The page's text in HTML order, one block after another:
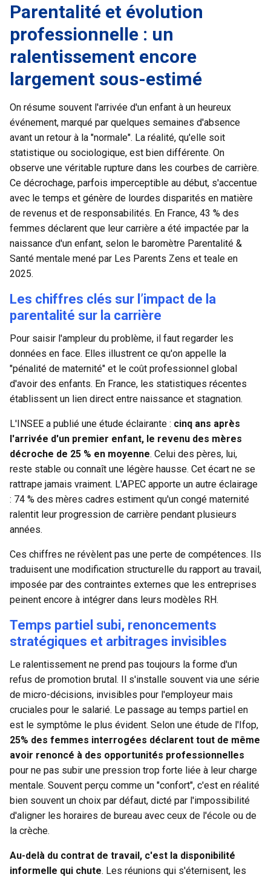
Parentalité et évolution
professionnelle : un
ralentissement encore
largement sous-estimé
On résume souvent l'arrivée d'un enfant à un heureux
événement, marqué par quelques semaines d'absence
avant un retour à la "normale". La réalité, qu'elle soit
statistique ou sociologique, est bien différente. On
observe une véritable rupture dans les courbes de carrière.
Ce décrochage, parfois imperceptible au début, s'accentue
avec le temps et génère de lourdes disparités en matière
de revenus et de responsabilités. En France, 43 % des
femmes déclarent que leur carrière a été impactée par la
naissance d'un enfant, selon le baromètre Parentalité &
Santé mentale mené par Les Parents Zens et teale en
2025.
Les chiffres clés sur l’impact de la
parentalité sur la carrière
Pour saisir l'ampleur du problème, il faut regarder les
données en face. Elles illustrent ce qu'on appelle la
"pénalité de maternité" et le coût professionnel global
d'avoir des enfants. En France, les statistiques récentes
établissent un lien direct entre naissance et stagnation.
L'INSEE a publié une étude éclairante : cinq ans après
l'arrivée d'un premier enfant, le revenu des mères
décroche de 25 % en moyenne. Celui des pères, lui,
reste stable ou connaît une légère hausse. Cet écart ne se
rattrape jamais vraiment. L'APEC apporte un autre éclairage
: 74 % des mères cadres estiment qu'un congé maternité
ralentit leur progression de carrière pendant plusieurs
années.
Ces chiffres ne révèlent pas une perte de compétences. Ils
traduisent une modification structurelle du rapport au travail,
imposée par des contraintes externes que les entreprises
peinent encore à intégrer dans leurs modèles RH.
Temps partiel subi, renoncements
stratégiques et arbitrages invisibles
Le ralentissement ne prend pas toujours la forme d'un
refus de promotion brutal. Il s'installe souvent via une série
de micro-décisions, invisibles pour l'employeur mais
cruciales pour le salarié. Le passage au temps partiel en
est le symptôme le plus évident. Selon une étude de l'Ifop,
25% des femmes interrogées déclarent tout de même
avoir renoncé à des opportunités professionnelles
pour ne pas subir une pression trop forte liée à leur charge
mentale. Souvent perçu comme un "confort", c'est en réalité
bien souvent un choix par défaut, dicté par l'impossibilité
d'aligner les horaires de bureau avec ceux de l'école ou de
la crèche.
Au-delà du contrat de travail, c'est la disponibilité
informelle qui chute. Les réunions qui s'éternisent, les